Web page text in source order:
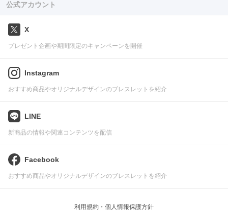
公式アカウント
X
プレゼント企画や期間限定のキャンペーンを開催
Instagram
おすすめ商品やオリジナルデザインのブレスレットを紹介
LINE
新商品の情報や関連コンテンツを配信
Facebook
おすすめ商品やオリジナルデザインのブレスレットを紹介
利用規約・個人情報保護方針